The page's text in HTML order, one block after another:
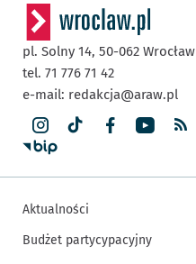
pl. Solny 14, 50-062 Wrocław
tel. 71 776 71 42
e-mail: redakcja@araw.pl
Aktualności
Budżet partycypacyjny